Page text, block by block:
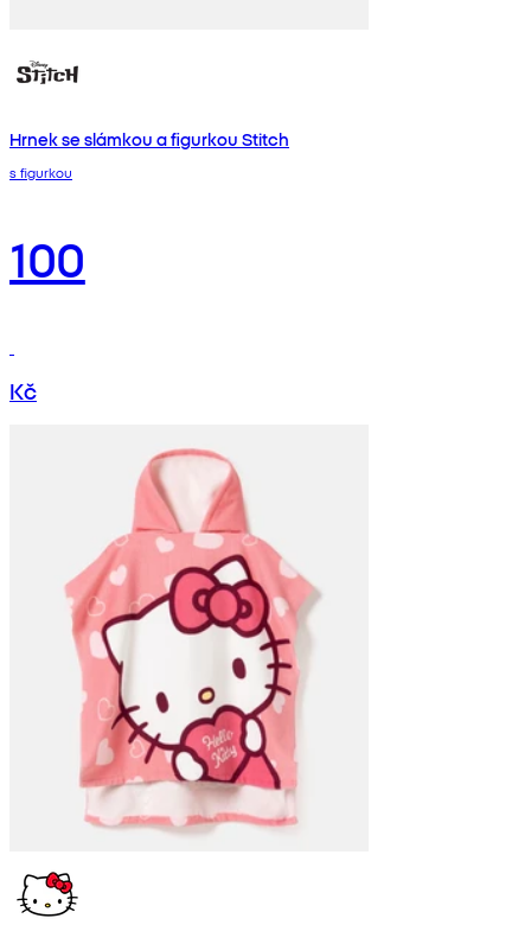
Hrnek se slámkou a figurkou Stitch
s figurkou
100
Kč